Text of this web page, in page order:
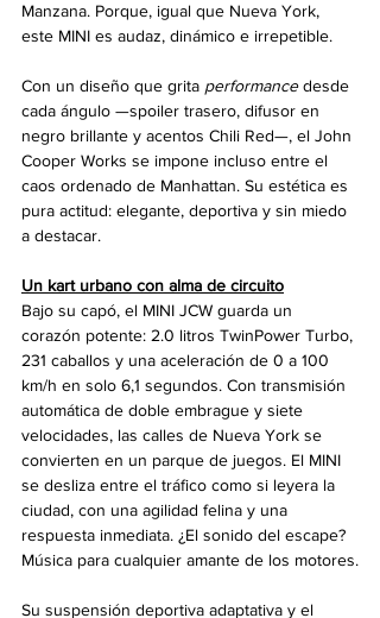
Manzana. Porque, igual que Nueva York,
este MINI es audaz, dinámico e irrepetible.
Con un diseño que grita performance desde
cada ángulo —spoiler trasero, difusor en
negro brillante y acentos Chili Red—, el John
Cooper Works se impone incluso entre el
caos ordenado de Manhattan. Su estética es
pura actitud: elegante, deportiva y sin miedo
a destacar.
Un kart urbano con alma de circuito
Bajo su capó, el MINI JCW guarda un
corazón potente: 2.0 litros TwinPower Turbo,
231 caballos y una aceleración de 0 a 100
km/h en solo 6,1 segundos. Con transmisión
automática de doble embrague y siete
velocidades, las calles de Nueva York se
convierten en un parque de juegos. El MINI
se desliza entre el tráfico como si leyera la
ciudad, con una agilidad felina y una
respuesta inmediata. ¿El sonido del escape?
Música para cualquier amante de los motores.
Su suspensión deportiva adaptativa y el